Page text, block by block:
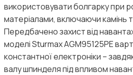
використовувати болгарку при
матеріалами, включаючи камінь
Передбачено захист від
моделі Sturmax AGM95125PE
константної електроніки –
валу шпинделя під впливом